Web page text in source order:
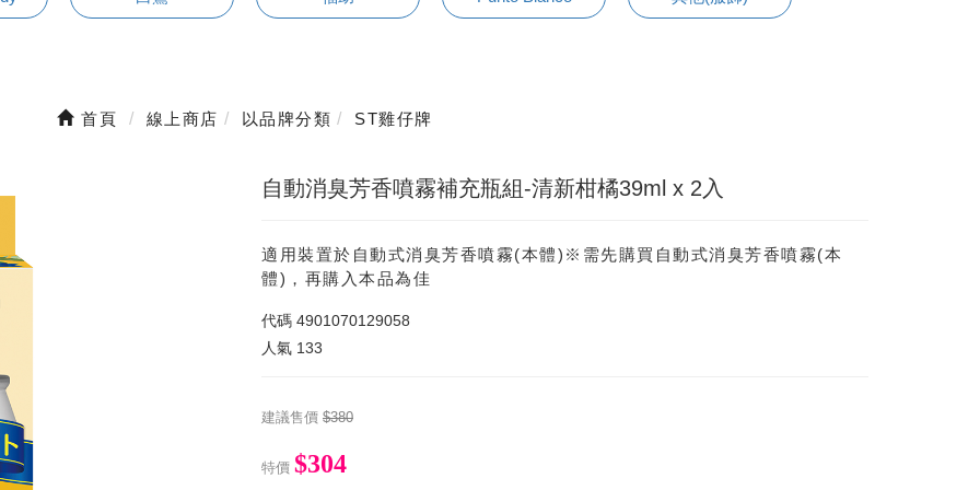
首頁 線上商店 以品牌分類 ST雞仔牌
自動消臭芳香噴霧補充瓶組-清新柑橘39ml x 2入
適用裝置於自動式消臭芳香噴霧(本體)※需先購買自動式消臭芳香噴霧(本
體)，再購入本品為佳
代碼 4901070129058
人氣 133
建議售價 $380
特價 $304